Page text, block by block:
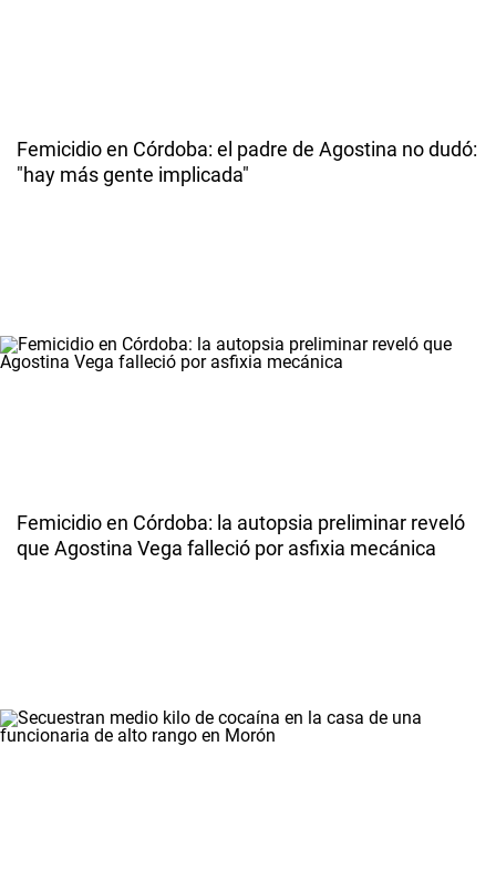
Femicidio en Córdoba: el padre de Agostina no dudó:
"hay más gente implicada"
Femicidio en Córdoba: la autopsia preliminar reveló
que Agostina Vega falleció por asfixia mecánica